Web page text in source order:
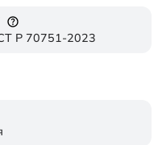
Р 70751-2023